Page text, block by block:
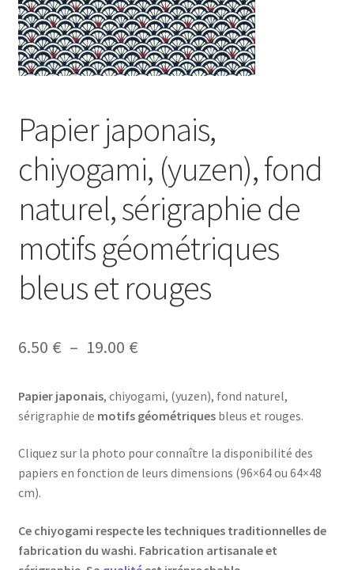
Papier japonais,
chiyogami, (yuzen), fond
naturel, sérigraphie de
motifs géométriques
bleus et rouges
6.50 € – 19.00 €Plage
prix :
à
Papier japonais, chiyogami, (yuzen), fond naturel,
sérigraphie de motifs géométriquesbleus et rouges.
Cliquez sur la photo pour connaître la disponibilité des
papiers en fonction de leurs dimensions (96×64 ou 64×48
cm).
Ce chiyogami respecte les techniques traditionnelles de
fabrication du washi. Fabrication artisanale et